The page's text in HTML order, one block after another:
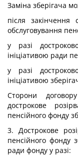
Заміна зберігача
після закінчення
обслуговування
у разі
ініціативою ради
у разі
ініціативою
Сторони
дострокове
пенсійного фонду
3. Дострокове
пенсійного фонду
ради фонду у разі: